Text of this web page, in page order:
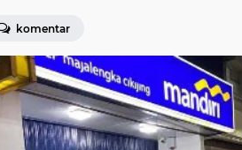
komentar